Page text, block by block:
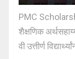
PMC
शैक्षणिक
वी उत्तीर्ण